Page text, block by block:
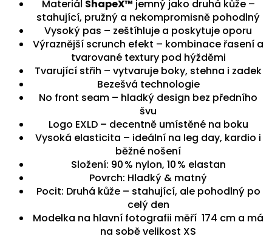
Materiál ShapeX™ jemný jako druhá kůže –
stahující, pružný a nekompromisně pohodlný
Vysoký pas – zeštíhluje a poskytuje oporu
Výraznější scrunch efekt – kombinace řasení a
tvarované textury pod hýžděmi
Tvarující střih – vytvaruje boky, stehna i zadek
Bezešvá technologie
No front seam – hladký design bez předního
švu
Logo EXLD – decentně umístěné na boku
Vysoká elasticita – ideální na leg day, kardio i
běžné nošení
Složení: 90 % nylon, 10 % elastan
Povrch: Hladký & matný
Pocit: Druhá kůže – stahující, ale pohodlný po
celý den
Modelka na hlavní fotografii měří 174 cm a má
na sobě velikost XS